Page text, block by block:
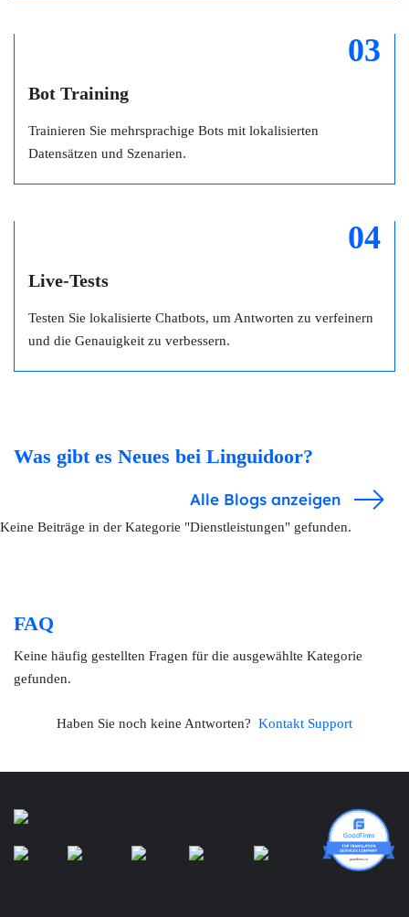
03
Bot Training
Trainieren Sie mehrsprachige Bots mit lokalisierten
Datensätzen und Szenarien.
04
Live-Tests
Testen Sie lokalisierte Chatbots, um Antworten zu verfeinern
und die Genauigkeit zu verbessern.
Was gibt es Neues bei Linguidoor?
Alle Blogs anzeigen
Keine Beiträge in der Kategorie "Dienstleistungen" gefunden.
FAQ
Keine häufig gestellten Fragen für die ausgewählte Kategorie
gefunden.
Haben Sie noch keine Antworten? Kontakt Support